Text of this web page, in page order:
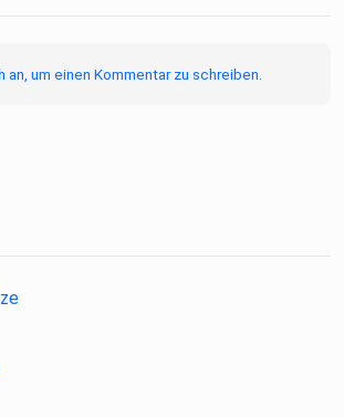
an, um einen Kommentar zu schreiben.